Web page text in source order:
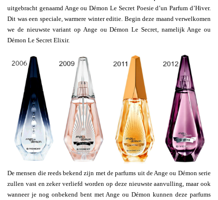
uitgebracht genaamd Ange ou Démon Le Secret Poesie d’un Parfum d’Hiver.
Dit was een speciale, warmere winter editie. Begin deze maand verwelkomen
we de nieuwste variant op Ange ou Démon Le Secret, namelijk Ange ou
Démon Le Secret Elixir.
De mensen die reeds bekend zijn met de parfums uit de Ange ou Démon serie
zullen vast en zeker verliefd worden op deze nieuwste aanvulling, maar ook
wanneer je nog onbekend bent met Ange ou Démon kunnen deze parfums